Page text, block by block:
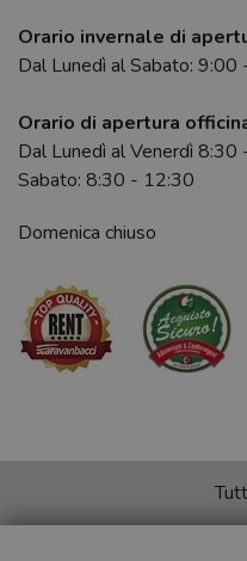
Orario invernale di
Dal Lunedì al Sabato:
Orario di apertura
Dal Lunedì al Venerdì
Sabato: 8:30 - 12:30
Domenica chiuso